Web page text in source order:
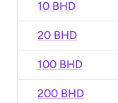
10 BHD
20 BHD
100 BHD
200 BHD